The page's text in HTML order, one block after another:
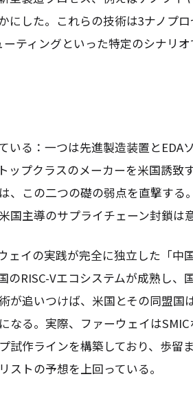
にした。これらの技術は3ナノプ
ティングといった特定のシナリ
いる：一つは先進製造装置とEDA
ップクラスのメーカーを米国誘致
、この二つの礎の弱点を直撃する
主導のサプライチェーン封鎖は
ェイの実践が完全に独立した「中
RISC-Vエコシステムが成熟し、
が追いつけば、米国とその同盟国
なる。実際、ファーウェイは
試作ラインを構築しており、歩留
トの予想を上回っている。